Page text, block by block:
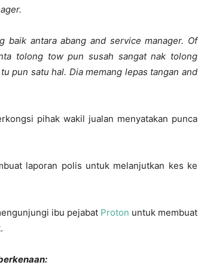
baik antara abang and service manager. Of
tolong tow pun susah sangat nak tolong
pun satu hal. Dia memang lepas tangan and
pihak wakil jualan menyatakan punca
laporan polis untuk melanjutkan kes ke
ibu pejabat Proton untuk membuat